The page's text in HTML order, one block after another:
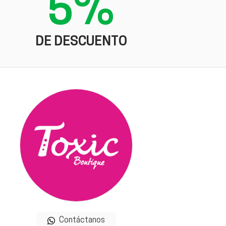
5%
DE DESCUENTO
Contáctanos